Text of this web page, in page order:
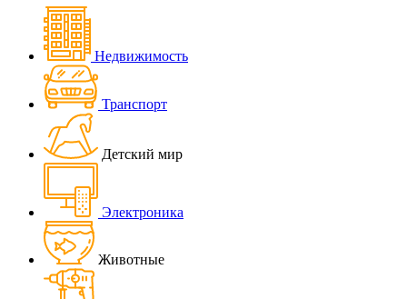
Недвижимость
Транспорт
Детский мир
Электроника
Животные